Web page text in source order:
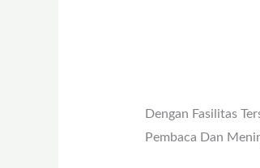
Dengan Fasilitas
Pembaca Dan